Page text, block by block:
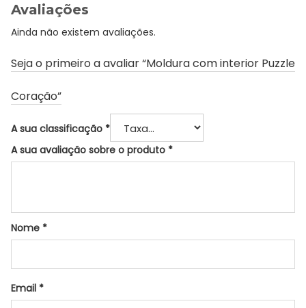
Avaliações
Ainda não existem avaliações.
Seja o primeiro a avaliar “Moldura com interior Puzzle
Coração”
A sua classificação *
A sua avaliação sobre o produto *
Nome *
Email *